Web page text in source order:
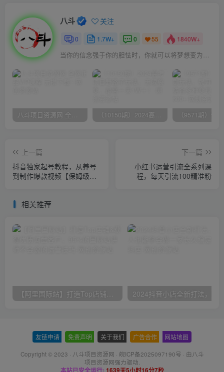
八斗 关注
0 1.7W+ 0 55 1840W+
当你的信念强于你的胆怯时，你就可以将梦想变为现实了
八斗项目资源网 全网正品VIP课程 无损下载~ （10150期）2024高考项目野路子玩法，无限裂变，最高一天1W＋！
上一篇
抖音独家起号教程，从养号
到制作爆款视频【保姆级教
下一篇
小红书运营引流全系列课
程，每天引流100精准粉
相关推荐
【阿里国际站】打造Top店铺&获得优质询盘客户，​95%的国际站讲师不会说的运营技巧
友链申请 免责声明 关于我们 广告合作 网站地图
Copyright © 2023 · 八斗项目资源网 · 皖ICP备2025097190号 · 由八斗
项目资源网强力驱动.